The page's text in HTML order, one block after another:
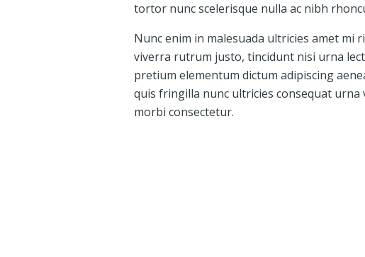
tortor nunc scelerisque nulla ac nibh
Nunc enim in malesuada ultricies amet mi
viverra rutrum justo, tincidunt nisi urna
pretium elementum dictum adipiscing
quis fringilla nunc ultricies consequat
morbi consectetur.